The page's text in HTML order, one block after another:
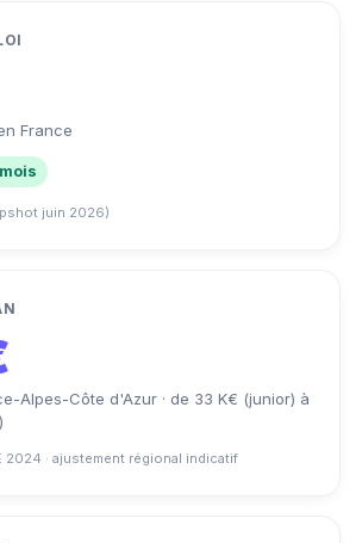
France
juin 2026)
Alpes-Côte d'Azur · de 33 K€ (junior) à
2024 · ajustement régional indicatif